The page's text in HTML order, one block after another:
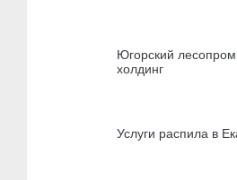
Югорский
холдинг
Услуги распила в